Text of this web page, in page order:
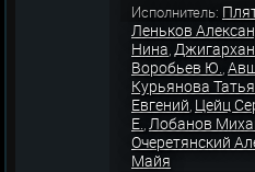
Исполнитель:
Леньков
Нина,
Воробьев Ю.,
Курьянова
Евгений, Цейц
Е.,Лобанов
Очеретянский
Майя